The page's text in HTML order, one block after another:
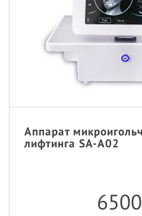
Аппарат
лифтинга SA-A02